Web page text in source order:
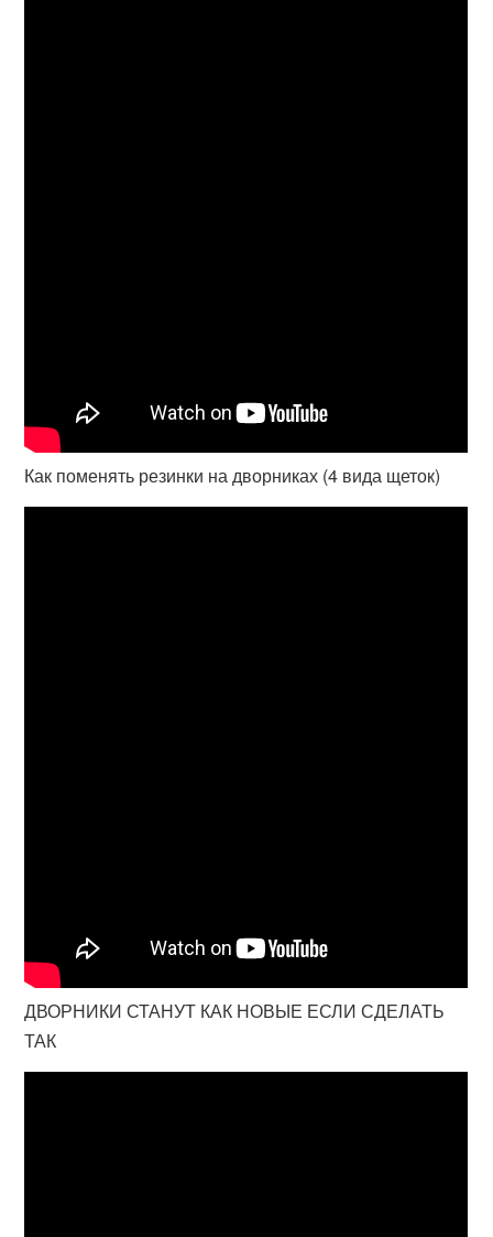
Как поменять резинки на дворниках (4 вида щеток)
ДВОРНИКИ СТАНУТ КАК НОВЫЕ ЕСЛИ СДЕЛАТЬ
ТАК